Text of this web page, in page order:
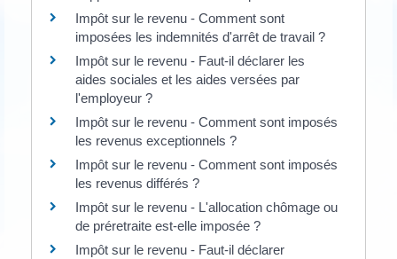
Impôt sur le revenu - Comment sont
imposées les indemnités d'arrêt de travail ?
Impôt sur le revenu - Faut-il déclarer les
aides sociales et les aides versées par
l'employeur ?
Impôt sur le revenu - Comment sont imposés
les revenus exceptionnels ?
Impôt sur le revenu - Comment sont imposés
les revenus différés ?
Impôt sur le revenu - L'allocation chômage ou
de préretraite est-elle imposée ?
Impôt sur le revenu - Faut-il déclarer